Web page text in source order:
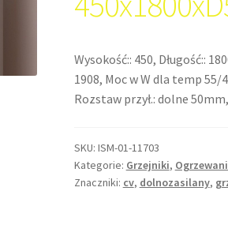
Wysokość:: 450, Długość::
1908, Moc w W dla temp 55/
Rozstaw przył.: dolne 50mm,
SKU: ISM-01-11703
Kategorie: Grzejniki,
Znaczniki: cv, dolnozasilany,